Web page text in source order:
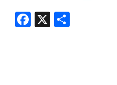
F
a
X 共